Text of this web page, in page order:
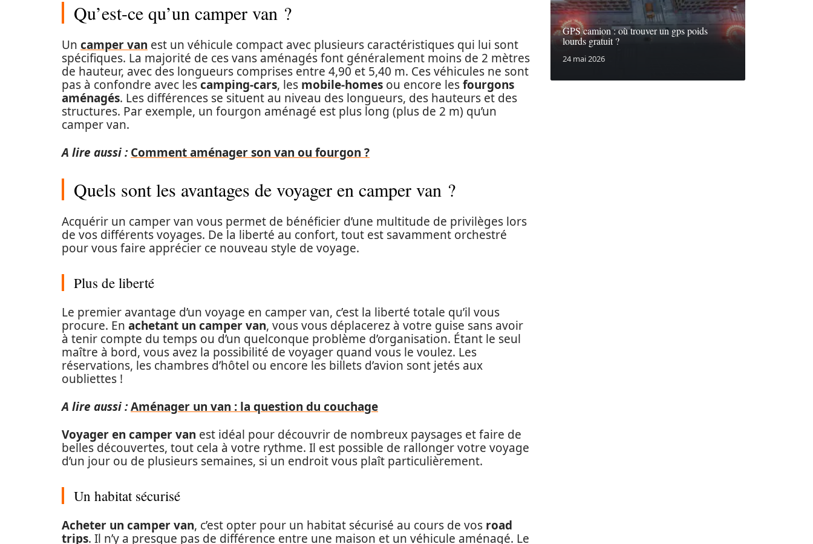
Qu’est-ce qu’un camper van ?
Un camper van est un véhicule compact avec plusieurs caractéristiques qui lui sont
spécifiques. La majorité de ces vans aménagés font généralement moins de 2 mètres
de hauteur, avec des longueurs comprises entre 4,90 et 5,40 m. Ces véhicules ne sont
pas à confondre avec lescamping-cars, les mobile-homes ou encore lesfourgons
aménagés. Les différences se situent au niveau des longueurs, des hauteurs et des
structures. Par exemple, un fourgon aménagé est plus long (plus de 2 m) qu’un
camper van.
A lire aussi : Comment aménager son van ou fourgon ?
Quels sont les avantages de voyager en camper van ?
Acquérir un camper van vous permet de bénéficier d’une multitude de privilèges lors
de vos différents voyages. De la liberté au confort, tout est savamment orchestré
pour vous faire apprécier ce nouveau style de voyage.
Plus de liberté
Le premier avantage d’un voyage en camper van, c’est la liberté totale qu’il vous
procure. En achetant un camper van, vous vous déplacerez à votre guise sans avoir
à tenir compte du temps ou d’un quelconque problème d’organisation. Étant le seul
maître à bord, vous avez la possibilité de voyager quand vous le voulez. Les
réservations, les chambres d’hôtel ou encore les billets d’avion sont jetés aux
oubliettes !
A lire aussi :Aménager un van : la question du couchage
Voyager en camper van est idéal pour découvrir de nombreux paysages et faire de
belles découvertes, tout cela à votre rythme. Il est possible de rallonger votre voyage
d’un jour ou de plusieurs semaines, si un endroit vous plaît particulièrement.
Un habitat sécurisé
Acheter un camper van, c’est opter pour un habitat sécurisé au cours de vos road
trips. Il n’y a presque pas de différence entre une maison et un véhicule aménagé. Le
GPS camion : où trouver un gps poids
lourds gratuit ?
24 mai 2026